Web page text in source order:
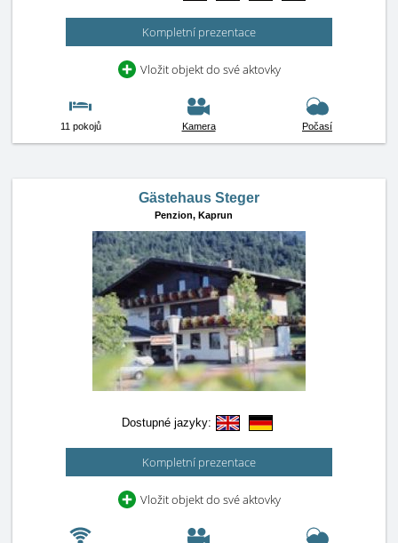
Kompletní prezentace
Vložit objekt do své aktovky
11 pokojů Kamera Počasí
Gästehaus Steger
Penzion, Kaprun
Dostupné jazyky:
Kompletní prezentace
Vložit objekt do své aktovky